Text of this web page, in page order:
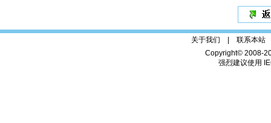
关于我们 | 联系本站
Copyright© 2008-
强烈建议使用